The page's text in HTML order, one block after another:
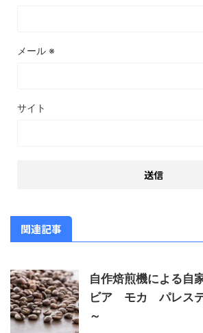
メール ※
サイト
関連記事
自作焙煎機による自
ビア モカ パレス
～